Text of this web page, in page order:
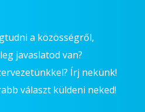
a közösségről,
javaslatod van?
Írj nekünk!
választ küldeni neked!